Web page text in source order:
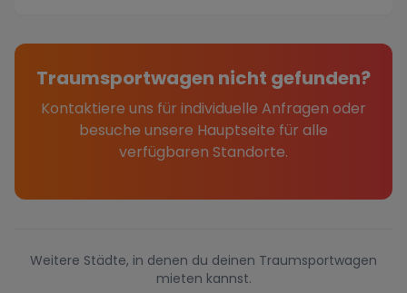
Traumsportwagen nicht gefunden?
Kontaktiere uns für individuelle Anfragen oder
besuche unsere Hauptseite für alle
verfügbaren Standorte.
Weitere Städte, in denen du deinen Traumsportwagen
mieten kannst.